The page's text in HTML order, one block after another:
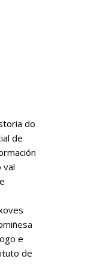
do
de
val
e
de